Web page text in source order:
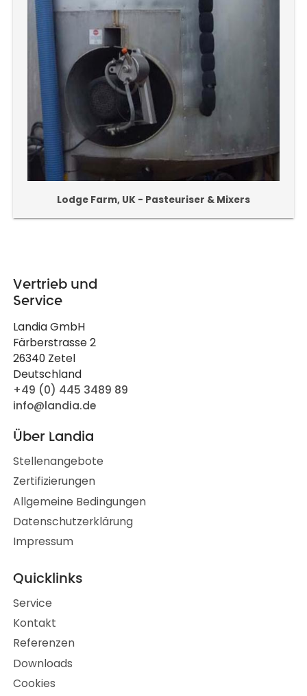
Lodge Farm, UK - Pasteuriser & Mixers
Vertrieb und
Service
Landia GmbH
Färberstrasse 2
26340 Zetel
Deutschland
+49 (0) 445 3489 89
info@landia.de
Über Landia
Stellenangebote
Zertifizierungen
Allgemeine Bedingungen
Datenschutzerklärung
Impressum
Quicklinks
Service
Kontakt
Referenzen
Downloads
Cookies